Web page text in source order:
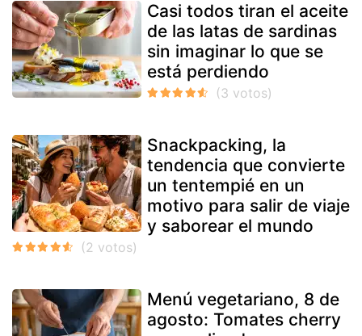
Casi todos tiran el aceite
de las latas de sardinas
sin imaginar lo que se
está perdiendo
Snackpacking, la
tendencia que convierte
un tentempié en un
motivo para salir de viaje
y saborear el mundo
Menú vegetariano, 8 de
agosto: Tomates cherry